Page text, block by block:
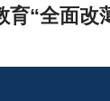
育“全面改